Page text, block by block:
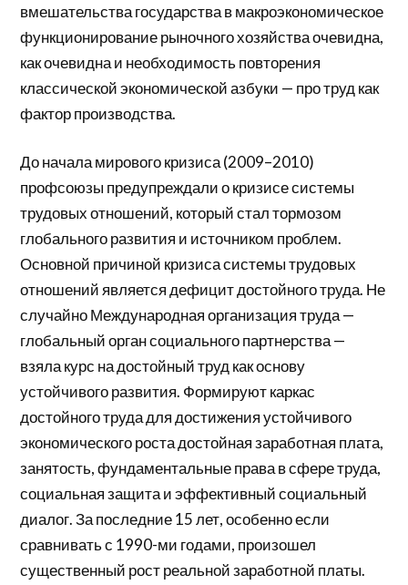
вмешательства государства в макроэкономическое
функционирование рыночного хозяйства очевидна,
как очевидна и необходимость повторения
классической экономической азбуки — про труд как
фактор производства.
До начала мирового кризиса (2009–2010)
профсоюзы предупреждали о кризисе системы
трудовых отношений, который стал тормозом
глобального развития и источником проблем.
Основной причиной кризиса системы трудовых
отношений является дефицит достойного труда. Не
случайно Международная организация труда —
глобальный орган социального партнерства —
взяла курс на достойный труд как основу
устойчивого развития. Формируют каркас
достойного труда для достижения устойчивого
экономического роста достойная заработная плата,
занятость, фундаментальные права в сфере труда,
социальная защита и эффективный социальный
диалог. За последние 15 лет, особенно если
сравнивать с 1990-ми годами, произошел
существенный рост реальной заработной платы.